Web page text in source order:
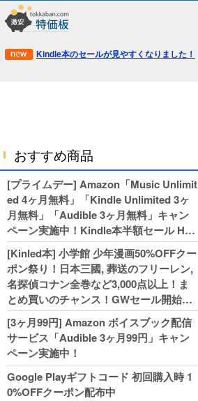
Kindle本のセールが見やすくなりました！
おすすめ商品
[プライムデー] Amazon「Music Unlimit
ed 4ヶ月無料」「Kindle Unlimited 3ヶ
月無料」「Audible 3ヶ月無料」キャン
ペーン実施中！Kindle本半額セール HU
NTER×HUNTERなど集英社、無職転生,
幼女戦記などKADOKAWA、キャプテン
翼100円セールも！
[Kinled本] 小学館 少年漫画50%OFFクー
ポン祭り！日本三國, 葬送のフリーレン,
名探偵コナン全巻など3,000点以上！ま
とめ買いのチャンス！GWセール開始！
人気コミック多数 カドカワ祭やIT関連本
がセールに！
[3ヶ月99円] Amazon ボイスブック配信
サービス「Audible 3ヶ月99円」キャン
ペーン実施中！
Google Playギフトコード 初回購入時 1
0%OFFクーポン配布中